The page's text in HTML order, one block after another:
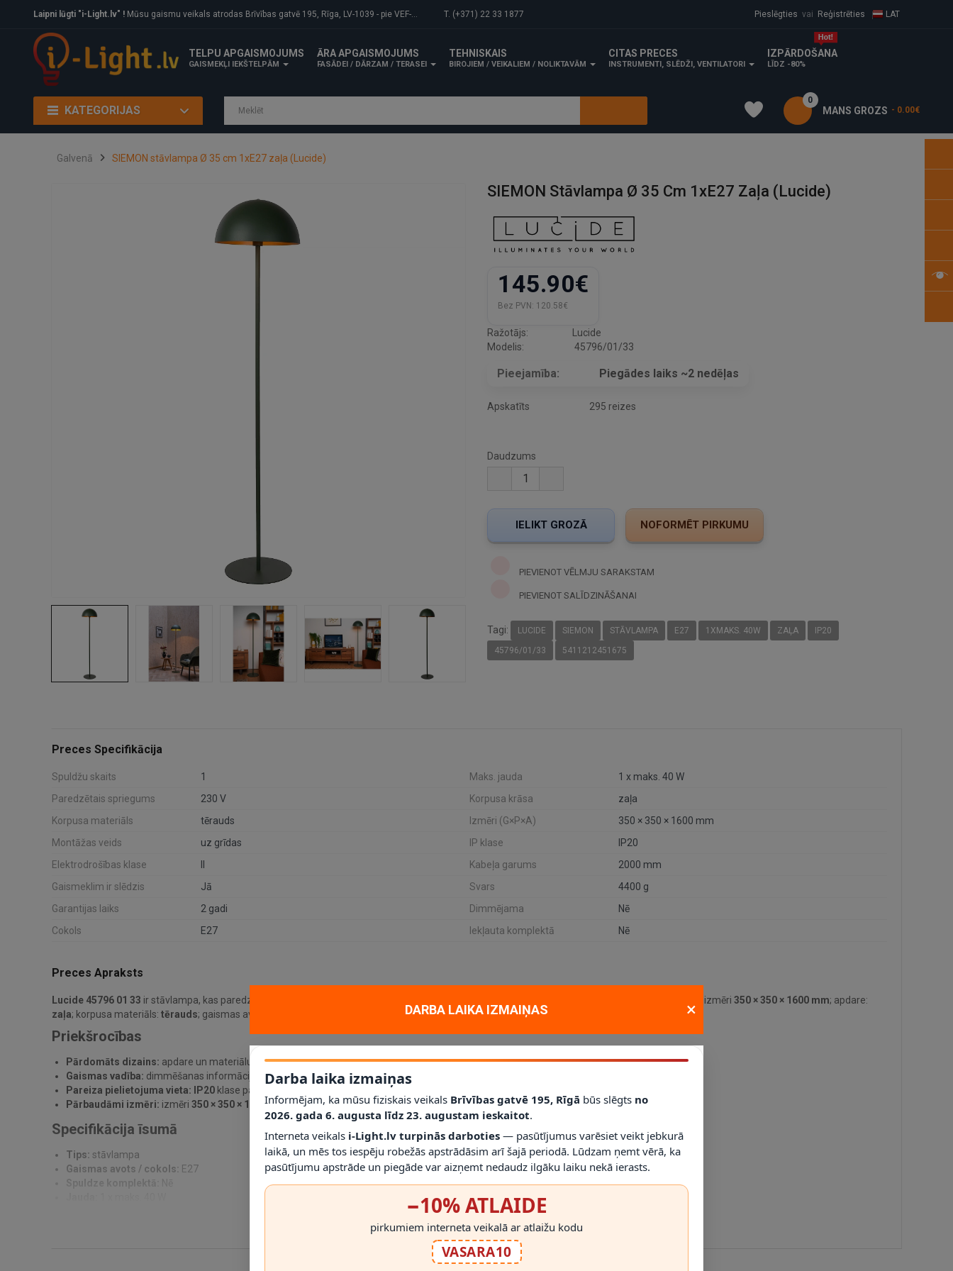
Laipni lūgti "i-Light.lv" ! Mūsu gaismu veikals atrodas Brīvības gatvē 195, Rīga, LV-1039 - pie VEF-Gaisa tilta. T. (+371) 22 33 1877 Pieslēgties vai Reģistrēties LAT
TELPU APGAISMOJUMS
GAISMEKĻI IEKŠTELPĀM
ĀRA APGAISMOJUMS
FASĀDEI / DĀRZAM / TERASEI
TEHNISKAIS
BIROJIEM / VEIKALIEM / NOLIKTAVĀM
CITAS PRECES
INSTRUMENTI, SLĒDŽI, VENTILATORI
IZPĀRDOŠANA
LĪDZ -80%
KATEGORIJAS MANS GROZS
0
- 0.00€
Galvenā SIEMON stāvlampa Ø 35 cm 1xE27 zaļa (Lucide)
SIEMON Stāvlampa Ø 35 Cm 1xE27 Zaļa (Lucide)
145.90€
Bez PVN: 120.58€
Ražotājs:
Lucide
Modelis:
45796/01/33
Pieejamība: Piegādes laiks ~2 nedēļas
Apskatīts 295 reizes
Daudzums
PIEVIENOT VĒLMJU SARAKSTAM
PIEVIENOT SALĪDZINĀŠANAI
Tagi: LUCIDE SIEMON STĀVLAMPA E27 1XMAKS. 40W ZAĻA
IP20
45796/01/33
5411212451675
Preces Specifikācija
Spuldžu skaits 1 Maks. jauda
1 x maks. 40 W
Paredzētais spriegums
230 V Korpusa krāsa
zaļa
Korpusa materiāls
tērauds Izmēri (G×P×A)
350 × 350 × 1600 mm
Montāžas veids
uz grīdas IP klase
IP20
Elektrodrošības klase
Kabeļa garums
2000 mm
Gaismeklim ir slēdzis
Jā Svars
4400 g
Garantijas laiks
2 gadi Dimmējama
Nē
Cokols
E27 Iekļauta komplektā Nē
Preces Apraksts
Lucide 45796 01 33 ir stāvlampa, kas paredzēta praktiskam un dekoratīvam apgaismojumam mājoklī, dzīvoklī vai projektā. Galvenie tehniskie dati: izmēri 350 × 350 × 1600 mm; apdare:
zaļa; korpusa materiāls: tērauds; gaismas avots / cokols 1 x maks. 40 W; aizsardzības klaseIP20.
Priekšrocības
Pārdomāts dizains: apdare un materiālu kombinācija palīdz šim modelim iederēties mūsdienīgā interjerā.
Gaismas vadība: dimmēšanas informācija norādīta kā Nē; vienmēr izmantojiet saderīgas spuldzes un dimmerus.
Pareiza pielietojuma vieta:
IP20 klase palīdz noteikt, kur gaismekli drīkst droši izmantot.
Pārbaudāmi izmēri: izmēri 350 × 350 × 1600 mm ļauj pirms montāžas novērtēt proporcijas un novietojumu.
Specifikācija īsumā
Tips: stāvlampa
Gaismas avots / cokols: E27
DARBA LAIKA IZMAIŅAS ×
Darba laika izmaiņas
Informējam, ka mūsu fiziskais veikals Brīvības gatvē 195, Rīgā būs slēgts no
2026. gada 6. augusta līdz 23. augustam ieskaitot.
Interneta veikals i-Light.lv turpinās darboties — pasūtījumus varēsiet veikt jebkurā
laikā, un mēs tos iespēju robežās apstrādāsim arī šajā periodā. Lūdzam ņemt vērā, ka
pasūtījumu apstrāde un piegāde var aizņemt nedaudz ilgāku laiku nekā ierasts.
−10% ATLAIDE
pirkumiem interneta veikalā ar atlaižu kodu
VASARA10